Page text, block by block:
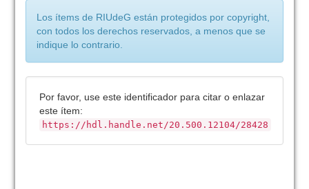
Los ítems de RIUdeG están protegidos por copyright,
con todos los derechos reservados, a menos que se
indique lo contrario.
Por favor, use este identificador para citar o enlazar
este ítem:
https://hdl.handle.net/20.500.12104/28428